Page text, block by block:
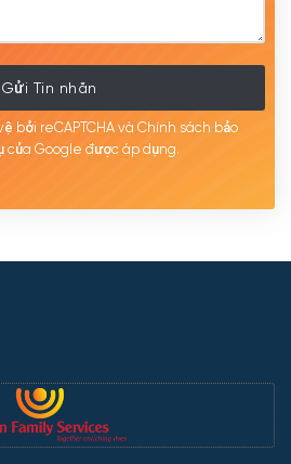
Gửi Tin nhắn
bởi reCAPTCHA và Chính sách bảo
của Google được áp dụng.